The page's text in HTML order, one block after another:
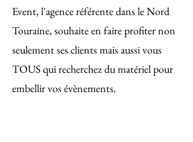
Event, l'agence référente dans le Nord
Touraine, souhaite en faire profiter non
seulement ses clients mais aussi vous
TOUS qui recherchez du matériel pour
embellir vos évènements.